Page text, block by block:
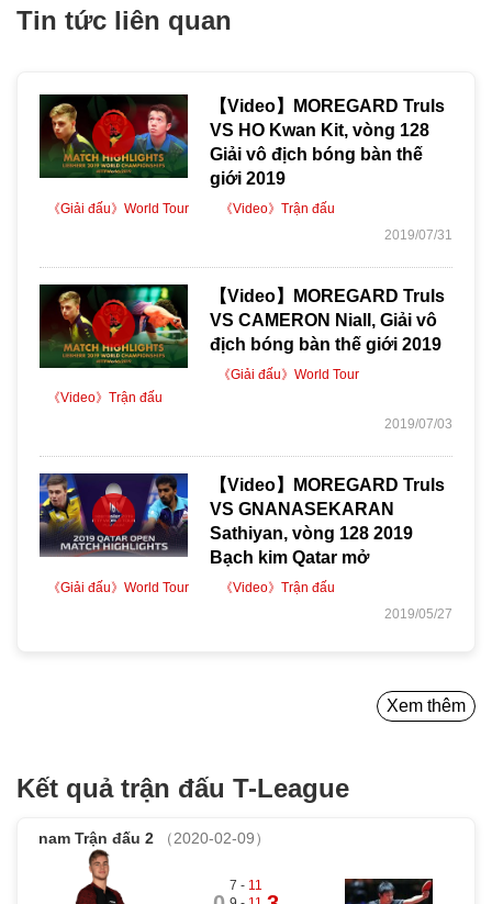
Tin tức liên quan
【Video】MOREGARD Truls
VS HO Kwan Kit, vòng 128
Giải vô địch bóng bàn thế
giới 2019
《Giải đấu》World Tour
《Video》Trận đấu
2019/07/31
【Video】MOREGARD Truls
VS CAMERON Niall, Giải vô
địch bóng bàn thế giới 2019
《Giải đấu》World Tour
《Video》Trận đấu
2019/07/03
【Video】MOREGARD Truls
VS GNANASEKARAN
Sathiyan, vòng 128 2019
Bạch kim Qatar mở
《Giải đấu》World Tour
《Video》Trận đấu
2019/05/27
Xem thêm
Kết quả trận đấu T-League
nam Trận đấu 2 （2020-02-09）
7 - 11